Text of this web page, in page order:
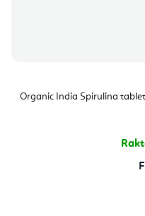
Organic India Spirulina